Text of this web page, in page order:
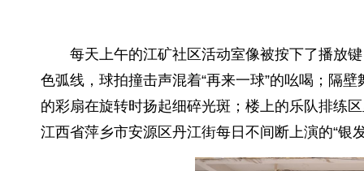
每天上午的江矿社区活动室像被按下了播放
色弧线，球拍撞击声混着“再来一球”的吆喝；隔
的彩扇在旋转时扬起细碎光斑；楼上的乐队排练
江西省萍乡市安源区丹江街每日不间断上演的“银